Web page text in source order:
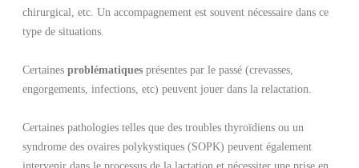
chirurgical, etc. Un accompagnement est souvent nécessaire dans ce
type de situations.
Certaines problématiquesprésentes par le passé (crevasses,
engorgements, infections, etc) peuvent jouer dans la relactation.
Certaines pathologies telles que des troubles thyroïdiens ou un
syndrome des ovaires polykystiques (SOPK) peuvent également
intervenir dans le processus de la lactation et nécessiter une prise en